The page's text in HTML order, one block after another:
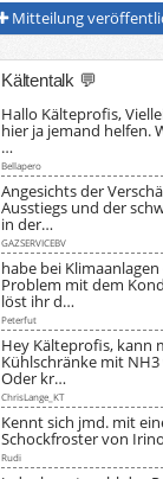
Mitteilung
Kältentalk 💬
Hallo Kälteprofis,
hier ja jemand helfen.
…
Bellapero
Angesichts der
Ausstiegs und der
in der…
GAZSERVICEBV
habe bei
Problem mit dem
löst ihr d…
Peterfut
Hey Kälteprofis, kann
Kühlschränke mit
Oder kr…
ChrisLange_KT
Kennt sich jmd. mit
Schockfroster von
Rudi